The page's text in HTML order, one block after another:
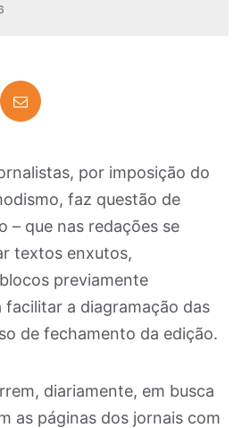
por imposição do
faz questão de
– que nas redações se
textos enxutos,
previamente
facilitar a diagramação das
de fechamento da edição.
diariamente, em busca
as páginas dos jornais com